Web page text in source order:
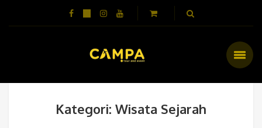
Kategori: Wisata Sejarah